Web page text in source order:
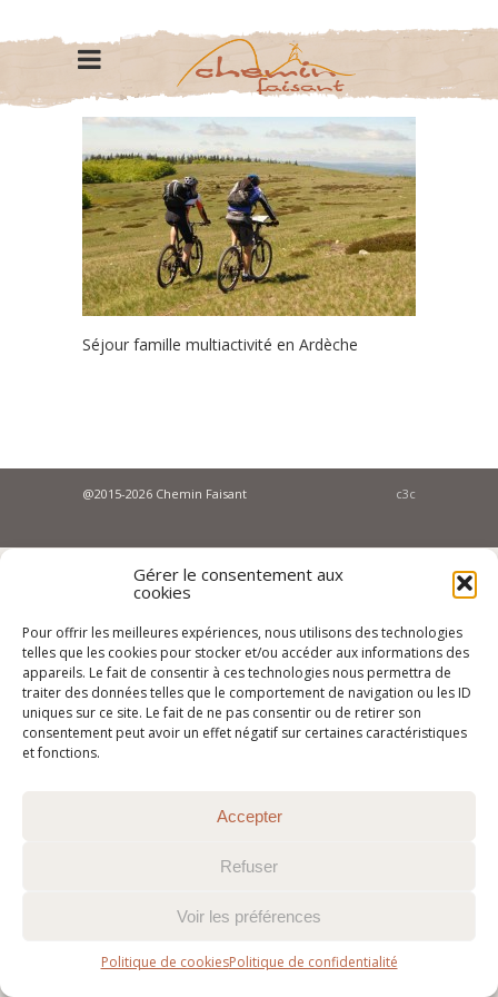
Gérer le consentement aux
cookies
Pour offrir les meilleures expériences, nous utilisons des technologies
telles que les cookies pour stocker et/ou accéder aux informations des
appareils. Le fait de consentir à ces technologies nous permettra de
traiter des données telles que le comportement de navigation ou les ID
uniques sur ce site. Le fait de ne pas consentir ou de retirer son
consentement peut avoir un effet négatif sur certaines caractéristiques
et fonctions.
Accepter
Refuser
Voir les préférences
Politique de cookiesPolitique de confidentialité
Séjour famille multiactivité en Ardèche
@2015-2026 Chemin Faisant c3c